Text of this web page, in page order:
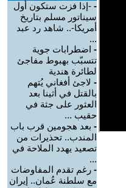
- -إذا فزت ستكون أول
سيناتور مسلم بتاريخ
أمريكا-.. شاهد رد عبد
...
- اضطرابات جوية
تتسبّب بهبوط مفاجئ
لطائرة هندية
- لاجئ أفغاني يُتهم
بالقتل في أثينا بعد
العثور على جثة في
حقيب ...
- بعد هجومين قرب باب
المندب.. تحذيرات من
تصعيد يهدد الملاحة في
...
- رغم تقدم المفاوضات
مع سلطنة عُمان.. إيران